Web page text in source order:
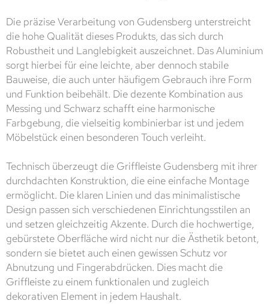
Die präzise Verarbeitung von Gudensberg unterstreicht
die hohe Qualität dieses Produkts, das sich durch
Robustheit und Langlebigkeit auszeichnet. Das Aluminium
sorgt hierbei für eine leichte, aber dennoch stabile
Bauweise, die auch unter häufigem Gebrauch ihre Form
und Funktion beibehält. Die dezente Kombination aus
Messing und Schwarz schafft eine harmonische
Farbgebung, die vielseitig kombinierbar ist und jedem
Möbelstück einen besonderen Touch verleiht.
Technisch überzeugt die Griffleiste Gudensberg mit ihrer
durchdachten Konstruktion, die eine einfache Montage
ermöglicht. Die klaren Linien und das minimalistische
Design passen sich verschiedenen Einrichtungsstilen an
und setzen gleichzeitig Akzente. Durch die hochwertige,
gebürstete Oberfläche wird nicht nur die Ästhetik betont,
sondern sie bietet auch einen gewissen Schutz vor
Abnutzung und Fingerabdrücken. Dies macht die
Griffleiste zu einem funktionalen und zugleich
dekorativen Element in jedem Haushalt.